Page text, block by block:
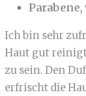
Ich bin sehr
Haut gut
zu sein. Den
erfrischt die